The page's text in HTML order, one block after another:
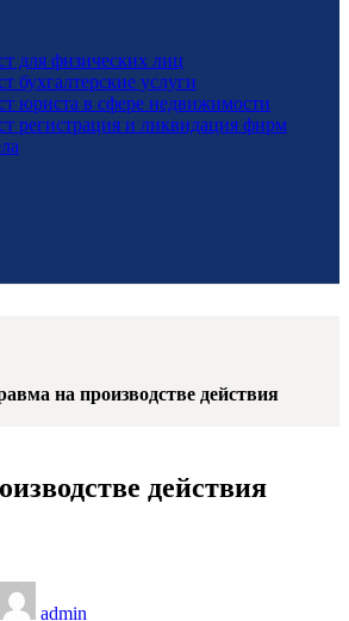
для физических лиц
бухгалтерские услуги
юриста в сфере недвижимости
регистрация и ликвидация фирм
на производстве действия
действия
admin